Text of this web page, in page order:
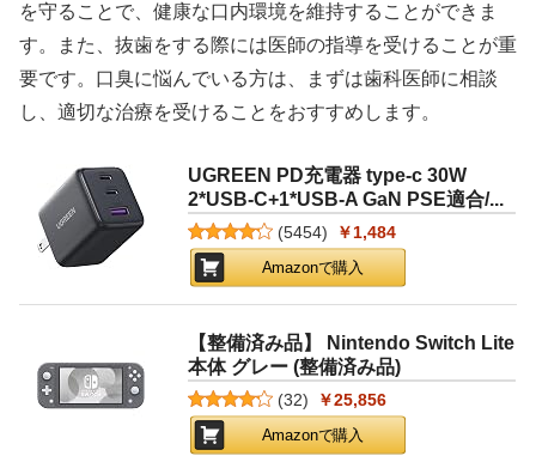
を守ることで、健康な口内環境を維持することができま
す。また、抜歯をする際には医師の指導を受けることが重
要です。口臭に悩んでいる方は、まずは歯科医師に相談
し、適切な治療を受けることをおすすめします。
UGREEN PD充電器 type-c 30W
2*USB-C+1*USB-A GaN PSE適合/...
(5454) ￥1,484
Amazonで購入
【整備済み品】 Nintendo Switch Lite
本体 グレー (整備済み品)
(32) ￥25,856
Amazonで購入